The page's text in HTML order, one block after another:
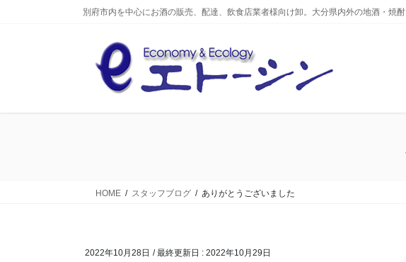
別府市内を中心にお酒の販売、配達、飲食店業者様向け卸。大分県内外の地酒・焼
HOME スタッフブログ ありがとうございました
2022年10月28日 / 最終更新日 : 2022年10月29日